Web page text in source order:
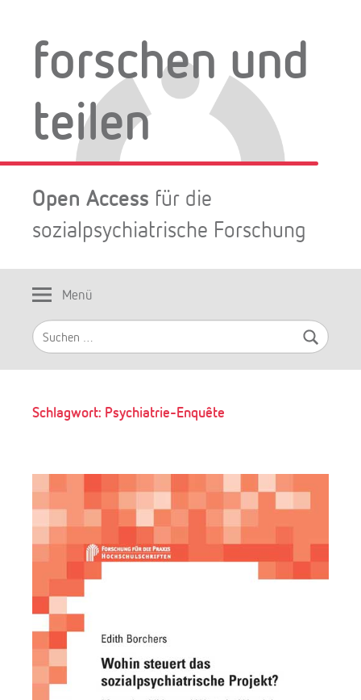
springenforschen und
teilen
Open Access für die
sozialpsychiatrische Forschung
Menü
Suchen
nach:
Schlagwort: Psychiatrie-Enquête